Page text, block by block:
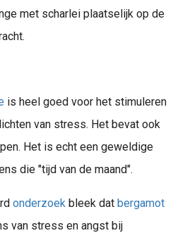
met scharlei plaatselijk op de
is heel goed voor het stimuleren
van stress. Het bevat ook
Het is echt een geweldige
die "tijd van de maand".
onderzoek bleek dat bergamot
van stress en angst bij